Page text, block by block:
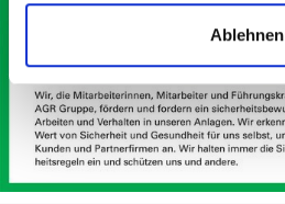
Ablehnen